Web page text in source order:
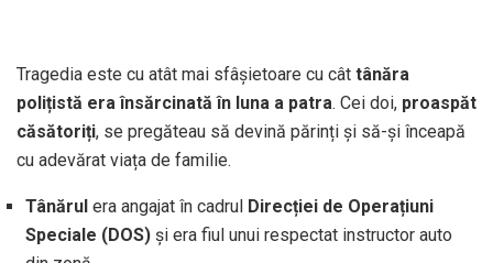
Tragedia este cu atât mai sfâșietoare cu cât tânăra
polițistă era însărcinată în luna a patra. Cei doi, proaspăt
căsătoriți, se pregăteau să devină părinți și să-și înceapă
cu adevărat viața de familie.
Tânărul era angajat în cadrul Direcției de Operațiuni
Speciale (DOS) și era fiul unui respectat instructor auto